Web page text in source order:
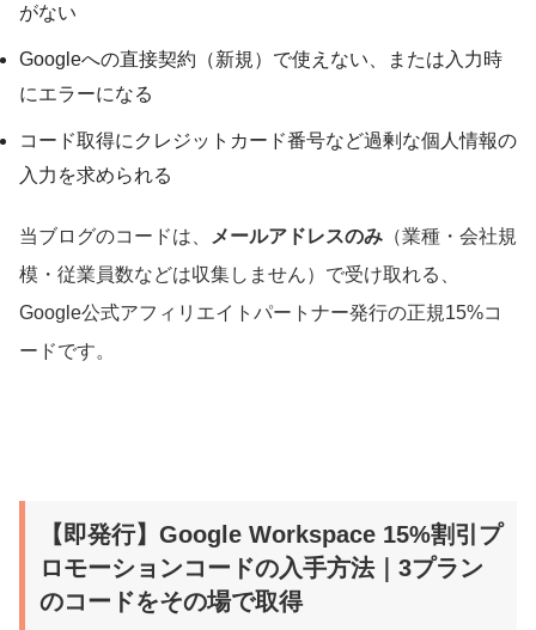
がない
Googleへの直接契約（新規）で使えない、または入力時
にエラーになる
コード取得にクレジットカード番号など過剰な個人情報の
入力を求められる
当ブログのコードは、 メールアドレスのみ （業種・会社規
模・従業員数などは収集しません）で受け取れる、
Google公式アフィリエイトパートナー発行の正規15%コ
ードです。
【即発行】Google Workspace 15%割引プ
ロモーションコードの入手方法｜3プラン
のコードをその場で取得